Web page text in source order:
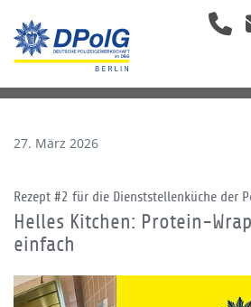
27. März 2026
Rezept #2 für die Dienststellenküche der
Helles Kitchen: Protein-
einfach